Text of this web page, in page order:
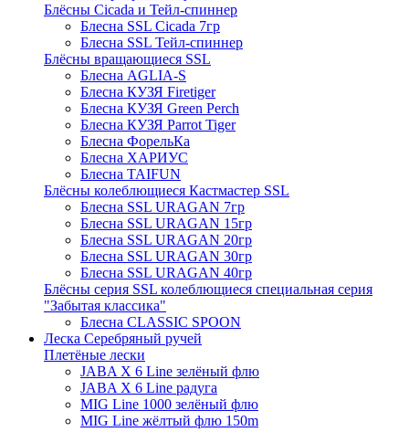
Блёсны Cicada и Тейл-спиннер
Блесна SSL Cicada 7гр
Блесна SSL Тейл-спиннер
Блёсны вращающиеся SSL
Блесна AGLIA-S
Блесна КУЗЯ Firetiger
Блесна КУЗЯ Green Perch
Блесна КУЗЯ Parrot Tiger
Блесна ФорельКа
Блесна ХАРИУС
Блесна TAIFUN
Блёсны колеблющиеся Кастмастер SSL
Блесна SSL URAGAN 7гр
Блесна SSL URAGAN 15гр
Блесна SSL URAGAN 20гр
Блесна SSL URAGAN 30гр
Блесна SSL URAGAN 40гр
Блёсны серия SSL колеблющиеся специальная серия
"Забытая классика"
Блесна CLASSIC SPOON
Леска Серебряный ручей
Плетёные лески
JABA X 6 Line зелёный флю
JABA X 6 Line радуга
MIG Line 1000 зелёный флю
MIG Line жёлтый флю 150m